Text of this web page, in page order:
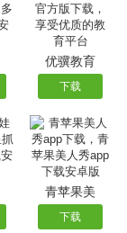
优骥教育
下载
青苹果美
下载